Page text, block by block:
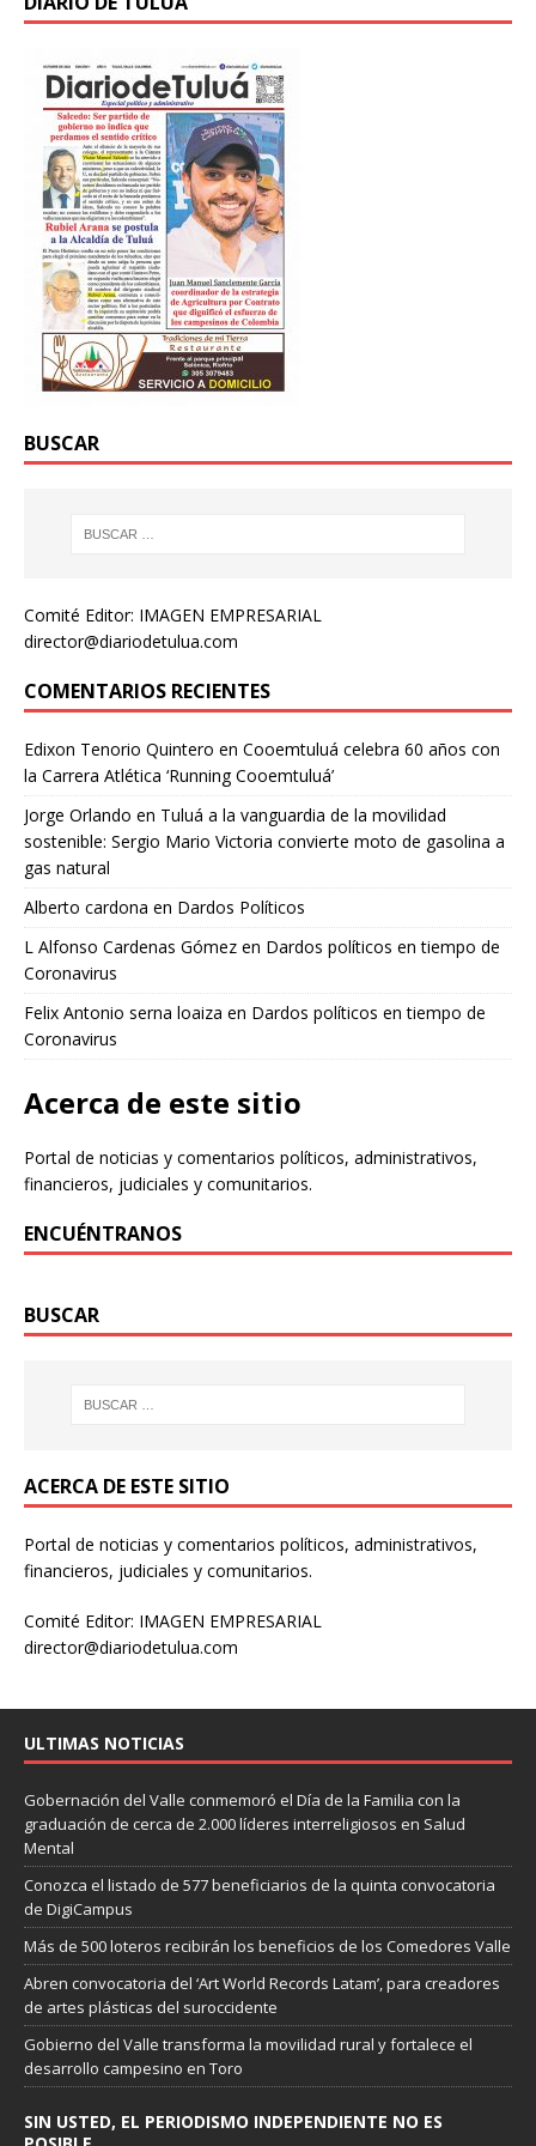
BUSCAR
Comité Editor: IMAGEN EMPRESARIAL
director@diariodetulua.com
COMENTARIOS RECIENTES
Edixon Tenorio Quintero en Cooemtuluá celebra 60 años con
la Carrera Atlética ‘Running Cooemtuluá’
Jorge Orlando en Tuluá a la vanguardia de la movilidad
sostenible: Sergio Mario Victoria convierte moto de gasolina a
gas natural
Alberto cardona en Dardos Políticos
L Alfonso Cardenas Gómez en Dardos políticos en tiempo de
Coronavirus
Felix Antonio serna loaiza en Dardos políticos en tiempo de
Coronavirus
Acerca de este sitio
Portal de noticias y comentarios políticos, administrativos,
financieros, judiciales y comunitarios.
ENCUÉNTRANOS
BUSCAR
ACERCA DE ESTE SITIO
Portal de noticias y comentarios políticos, administrativos,
financieros, judiciales y comunitarios.
Comité Editor: IMAGEN EMPRESARIAL
director@diariodetulua.com
ULTIMAS NOTICIAS
Gobernación del Valle conmemoró el Día de la Familia con la
graduación de cerca de 2.000 líderes interreligiosos en Salud
Mental
Conozca el listado de 577 beneficiarios de la quinta convocatoria
de DigiCampus
Más de 500 loteros recibirán los beneficios de los Comedores Valle
Abren convocatoria del ‘Art World Records Latam’, para creadores
de artes plásticas del suroccidente
Gobierno del Valle transforma la movilidad rural y fortalece el
desarrollo campesino en Toro
SIN USTED, EL PERIODISMO INDEPENDIENTE NO ES